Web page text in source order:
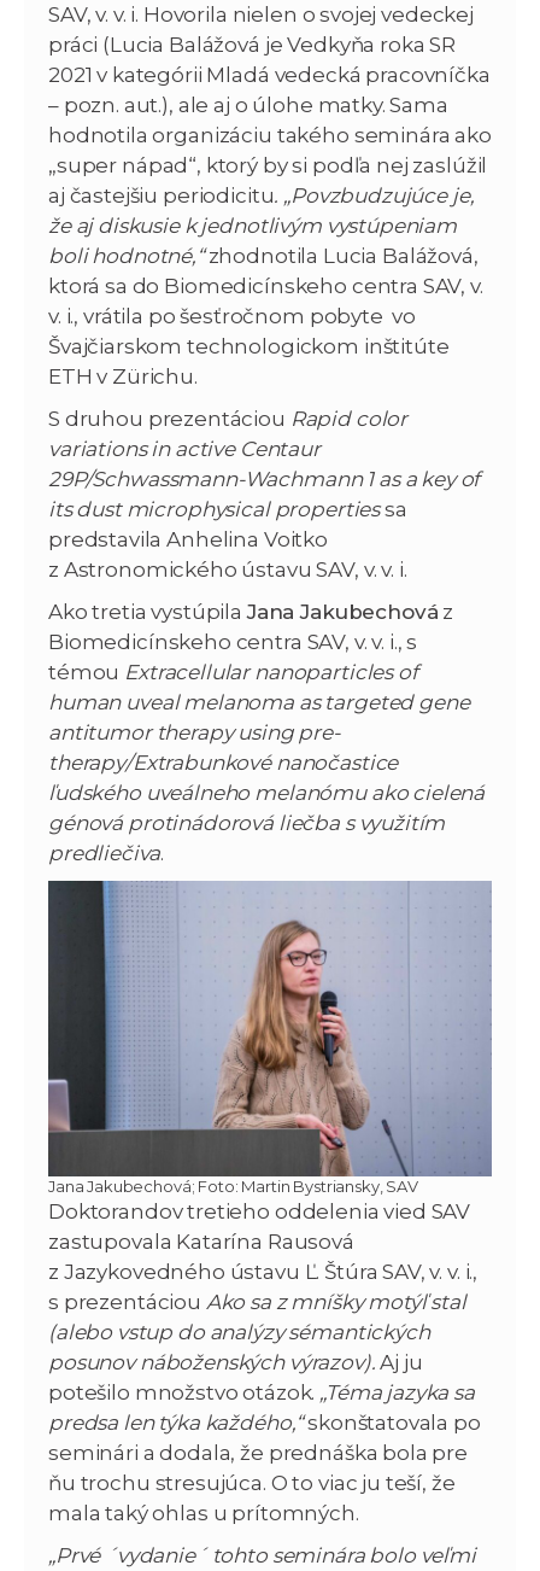
SAV, v. v. i. Hovorila nielen o svojej vedeckej
práci (Lucia Balážová je Vedkyňa roka SR
2021 v kategórii Mladá vedecká pracovníčka
– pozn. aut.), ale aj o úlohe matky. Sama
hodnotila organizáciu takého seminára ako
„super nápad“, ktorý by si podľa nej zaslúžil
aj častejšiu periodicitu. „Povzbudzujúce je,
že aj diskusie k jednotlivým vystúpeniam
boli hodnotné,“zhodnotila Lucia Balážová,
ktorá sa do Biomedicínskeho centra SAV, v.
v. i., vrátila po šesťročnom pobyte vo
Švajčiarskom technologickom inštitúte
ETH v Zürichu.
S druhou prezentáciou Rapid color
variations in active Centaur
29P/Schwassmann-Wachmann 1 as a key of
its dust microphysical propertiessa
predstavila Anhelina Voitko
z Astronomického ústavu SAV, v. v. i.
Ako tretia vystúpilaJana Jakubechová z
Biomedicínskeho centra SAV, v. v. i., s
témou Extracellular nanoparticles of
human uveal melanoma as targeted gene
antitumor therapy using pre-
therapy/Extrabunkové nanočastice
ľudského uveálneho melanómu ako cielená
génová protinádorová liečba s využitím
predliečiva.
Jana Jakubechová; Foto: Martin Bystriansky, SAV
Doktorandov tretieho oddelenia vied SAV
zastupovala Katarína Rausová
z Jazykovedného ústavu Ľ. Štúra SAV, v. v. i.,
s prezentáciou Ako sa z mníšky motýľ stal
(alebo vstup do analýzy sémantických
posunov náboženských výrazov). Aj ju
potešilo množstvo otázok. „Téma jazyka sa
predsa len týka každého,“skonštatovala po
seminári a dodala, že prednáška bola pre
ňu trochu stresujúca. O to viac ju teší, že
mala taký ohlas u prítomných.
„Prvé ´vydanie´ tohto seminára bolo veľmi